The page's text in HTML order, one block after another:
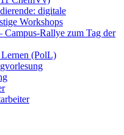
digitale
Workshops
Campus-Rallye zum Tag der
Lernen (PolL)